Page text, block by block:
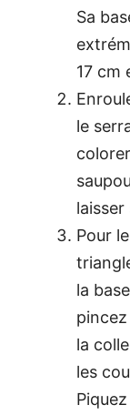
Sa
17 cm
le
laisser
Pour
la
la
les